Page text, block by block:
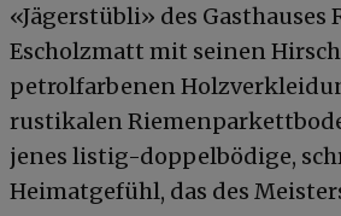
«Jägerstübli» des Gasthauses
Escholzmatt mit seinen
petrolfarbenen
rustikalen
jenes listig-doppelbödige,
Heimatgefühl, das des